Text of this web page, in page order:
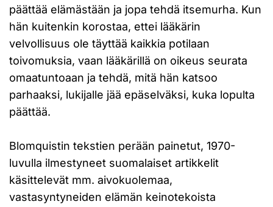
päättää elämästään ja jopa tehdä itsemurha. Kun
hän kuitenkin korostaa, ettei lääkärin
velvollisuus ole täyttää kaikkia potilaan
toivomuksia, vaan lääkärillä on oikeus seurata
omaatuntoaan ja tehdä, mitä hän katsoo
parhaaksi, lukijalle jää epäselväksi, kuka lopulta
päättää.
Blomquistin tekstien perään painetut, 1970-
luvulla ilmestyneet suomalaiset artikkelit
käsittelevät mm. aivokuolemaa,
vastasyntyneiden elämän keinotekoista